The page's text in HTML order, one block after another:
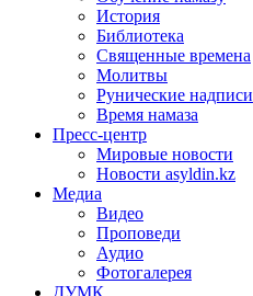
История
Библиотека
Священные времена
Молитвы
Рунические надписи
Время намаза
Пресс-центр
Мировые новости
Новости asyldin.kz
Медиа
Видео
Проповеди
Аудио
Фотогалерея
ДУМК